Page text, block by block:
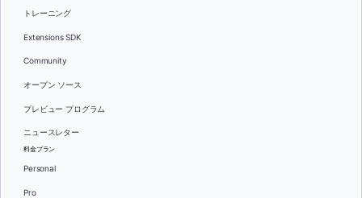
トレーニング
Extensions SDK
Community
オープン ソース
プレビュー プログラム
ニュースレター
料金プラン
Personal
Pro